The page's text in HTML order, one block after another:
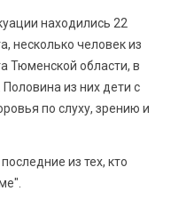
находились 22
несколько человек из
Тюменской области, в
из них дети с
по слуху, зрению и
из тех, кто